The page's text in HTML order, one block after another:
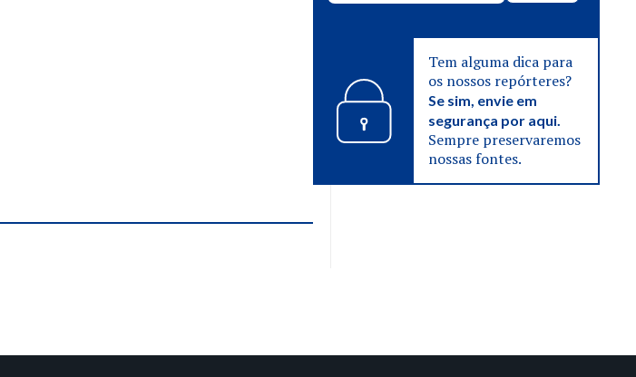
Tem alguma dica para
os nossos repórteres?
Se sim, envie em
segurança por aqui.
Sempre preservaremos
nossas fontes.